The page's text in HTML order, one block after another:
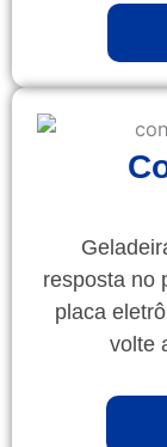
resposta no
placa
volte